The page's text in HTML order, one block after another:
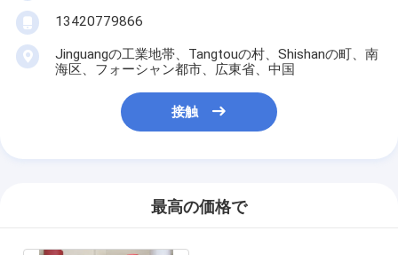
13420779866
Jinguangの工業地帯、Tangtouの村、Shishanの町、南
海区、フォーシャン都市、広東省、中国
接触
最高の価格で